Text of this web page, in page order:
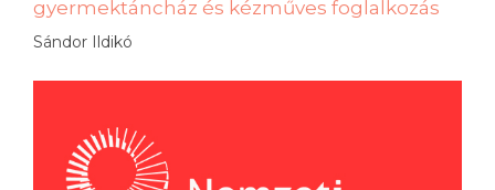
gyermektáncház és kézműves foglalkozás
Sándor Ildikó